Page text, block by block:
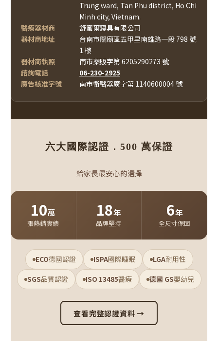
Trung ward, Tan Phu district, Ho Chi
Minh city, Vietnam.
醫療器材商
舒蜜爾寢具有限公司
器材商地址
台南市關廟區五甲里南雄路一段 798 號
1 樓
器材商執照
南市藥販字第 6205290273 號
諮詢電話
06-230-2925
廣告核准字號
南市衛醫器廣字第 1140600004 號
六大國際認證．500 萬保證
給家長最安心的選擇
10萬
張熱銷實績
18年
品牌堅持
6年
全尺寸保固
ECO德國認證 ISPA國際睡眠 LGA耐用性
SGS品質認證 ISO 13485醫療 德國 GS嬰幼兒
查看完整認證資料 →